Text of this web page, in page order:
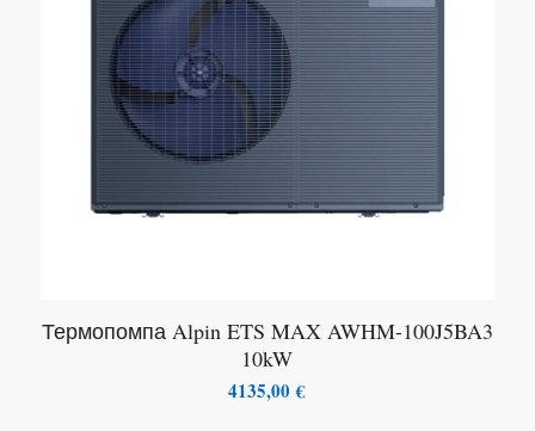
Термопомпа Alpin ETS MAX AWHM-100J5BA3
10kW
4135,00€